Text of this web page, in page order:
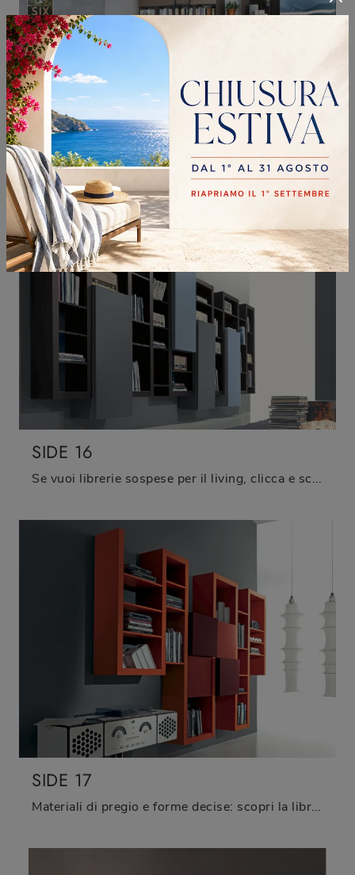
MODO COMP M6C68
Clicca e scopri le Librerie a muro moderne! Il modello Modo Comp M6C68 Sangiacomo saprà completare un soggiorno dinamico e operativo.
SIDE 16
Se vuoi librerie sospese per il living, clicca e scopri le nostre soluzioni design: il modello Side 16 Fimar ti sta aspettando!
SIDE 17
Materiali di pregio e forme decise: scopri la libreria Side 17 di Fimar tra le più belle Librerie design sospese.